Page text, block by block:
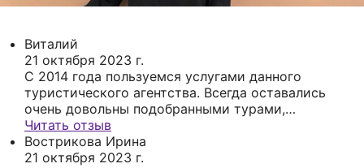
Виталий
21 октября 2023 г.
С 2014 года пользуемся услугами данного
туристического агентства. Всегда оставались
очень довольны подобранными турами,
сотрудники - профессионалы своего дела при
этом очень хорошие люди, всегда оставались на
связи и помогали решать возникшие проблемы
Читать отзыв
Вострикова Ирина
21 октября 2023 г.